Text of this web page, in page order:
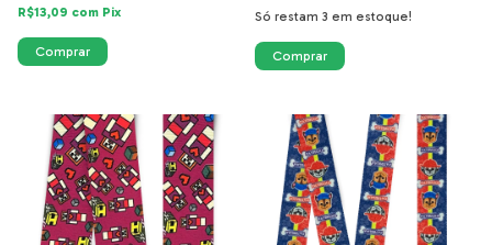
R$13,09 com Pix
Só restam 3 em estoque!